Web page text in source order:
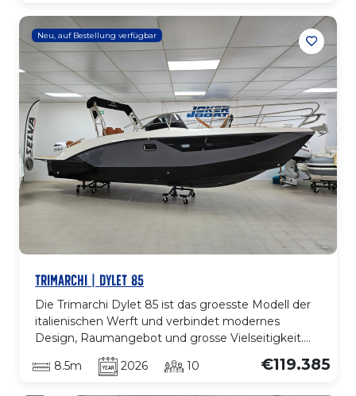
Der Aussenbordmotor sorgt fuer stabile, ruhige
und effiziente Fahrt, ideal fuer Kuestenausfluege,
Familienfahrten oder entspannte Tage an Bord. Ein
Boot mit Charakter, bis ins Detail gepflegt, das ein
praktisches und elegantes Bootserlebnis bietet.
Neu, auf Bestellung verfügbar
TRIMARCHI | DYLET 85
Die Trimarchi Dylet 85 ist das groesste Modell der
italienischen Werft und verbindet modernes
Design, Raumangebot und grosse Vielseitigkeit.
Mit fast 9 m Laenge ueber alles und grosszuegiger
Breite bietet sie gut aufgeteilte, komfortable
8.5m 2026 10 €119.385